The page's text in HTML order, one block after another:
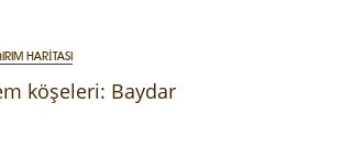
HARİTASI
köşeleri: Baydar